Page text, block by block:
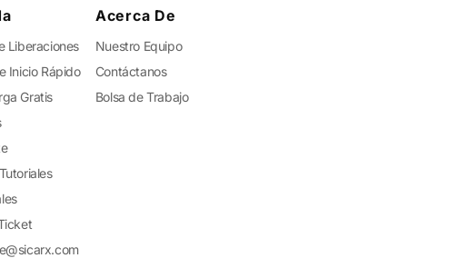
Liberaciones
Inicio Rápido
Gratis
Acerca De
Nuestro Equipo
Contáctanos
Bolsa de Trabajo